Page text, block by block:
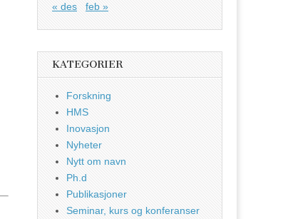
« des
feb »
KATEGORIER
Forskning
HMS
Inovasjon
Nyheter
Nytt om navn
Ph.d
Publikasjoner
Seminar, kurs og konferanser